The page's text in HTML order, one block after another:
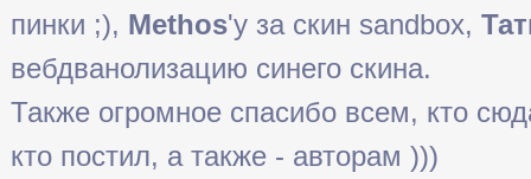
пинки ;), Methos'у за скин sandbox,
вебдванолизацию синего скина.
Также огромное спасибо всем, кто
кто постил, а также - авторам )))